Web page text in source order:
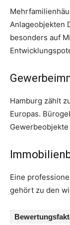
Anlageobjekten
besonders auf
Hamburg zählt
Europas.
Eine
gehört zu den